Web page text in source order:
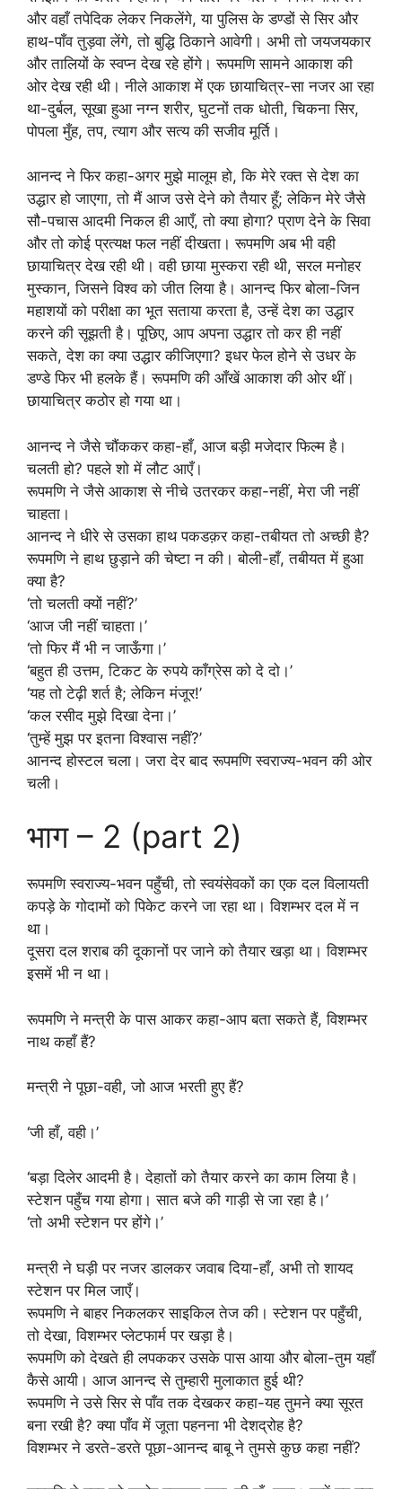
और वहाँ तपेदिक लेकर निकलेंगे, या पुलिस के डण्डों से सिर और
हाथ-पाँव तुड़वा लेंगे, तो बुद्धि ठिकाने आवेगी। अभी तो जयजयकार
और तालियों के स्वप्न देख रहे होंगे। रूपमणि सामने आकाश की
ओर देख रही थी। नीले आकाश में एक छायाचित्र-सा नजर आ रहा
था-दुर्बल, सूखा हुआ नग्न शरीर, घुटनों तक धोती, चिकना सिर,
पोपला मुँह, तप, त्याग और सत्य की सजीव मूर्ति।
आनन्द ने फिर कहा-अगर मुझे मालूम हो, कि मेरे रक्त से देश का
उद्धार हो जाएगा, तो मैं आज उसे देने को तैयार हूँ; लेकिन मेरे जैसे
सौ-पचास आदमी निकल ही आएँ, तो क्या होगा? प्राण देने के सिवा
और तो कोई प्रत्यक्ष फल नहीं दीखता। रूपमणि अब भी वही
छायाचित्र देख रही थी। वही छाया मुस्करा रही थी, सरल मनोहर
मुस्कान, जिसने विश्व को जीत लिया है। आनन्द फिर बोला-जिन
महाशयों को परीक्षा का भूत सताया करता है, उन्हें देश का उद्धार
करने की सूझती है। पूछिए, आप अपना उद्धार तो कर ही नहीं
सकते, देश का क्या उद्धार कीजिएगा? इधर फेल होने से उधर के
डण्डे फिर भी हलके हैं। रूपमणि की आँखें आकाश की ओर थीं।
छायाचित्र कठोर हो गया था।
आनन्द ने जैसे चौंककर कहा-हाँ, आज बड़ी मजेदार फिल्म है।
चलती हो? पहले शो में लौट आएँ।
रूपमणि ने जैसे आकाश से नीचे उतरकर कहा-नहीं, मेरा जी नहीं
चाहता।
आनन्द ने धीरे से उसका हाथ पकडक़र कहा-तबीयत तो अच्छी है?
रूपमणि ने हाथ छुड़ाने की चेष्टा न की। बोली-हाँ, तबीयत में हुआ
क्या है?
‘तो चलती क्यों नहीं?’
‘आज जी नहीं चाहता।’
‘तो फिर मैं भी न जाऊँगा।’
‘बहुत ही उत्तम, टिकट के रुपये काँग्रेस को दे दो।’
‘यह तो टेढ़ी शर्त है; लेकिन मंजूर!’
‘कल रसीद मुझे दिखा देना।’
‘तुम्हें मुझ पर इतना विश्वास नहीं?’
आनन्द होस्टल चला। जरा देर बाद रूपमणि स्वराज्य-भवन की ओर
चली।
भाग – 2 (part 2)
रूपमणि स्वराज्य-भवन पहुँची, तो स्वयंसेवकों का एक दल विलायती
कपड़े के गोदामों को पिकेट करने जा रहा था। विशम्भर दल में न
था।
दूसरा दल शराब की दूकानों पर जाने को तैयार खड़ा था। विशम्भर
इसमें भी न था।
रूपमणि ने मन्त्री के पास आकर कहा-आप बता सकते हैं, विशम्भर
नाथ कहाँ हैं?
मन्त्री ने पूछा-वही, जो आज भरती हुए हैं?
‘जी हाँ, वही।’
‘बड़ा दिलेर आदमी है। देहातों को तैयार करने का काम लिया है।
स्टेशन पहुँच गया होगा। सात बजे की गाड़ी से जा रहा है।’
‘तो अभी स्टेशन पर होंगे।’
मन्त्री ने घड़ी पर नजर डालकर जवाब दिया-हाँ, अभी तो शायद
स्टेशन पर मिल जाएँ।
रूपमणि ने बाहर निकलकर साइकिल तेज की। स्टेशन पर पहुँची,
तो देखा, विशम्भर प्लेटफार्म पर खड़ा है।
रूपमणि को देखते ही लपककर उसके पास आया और बोला-तुम यहाँ
कैसे आयी। आज आनन्द से तुम्हारी मुलाकात हुई थी?
रूपमणि ने उसे सिर से पाँव तक देखकर कहा-यह तुमने क्या सूरत
बना रखी है? क्या पाँव में जूता पहनना भी देशद्रोह है?
विशम्भर ने डरते-डरते पूछा-आनन्द बाबू ने तुमसे कुछ कहा नहीं?